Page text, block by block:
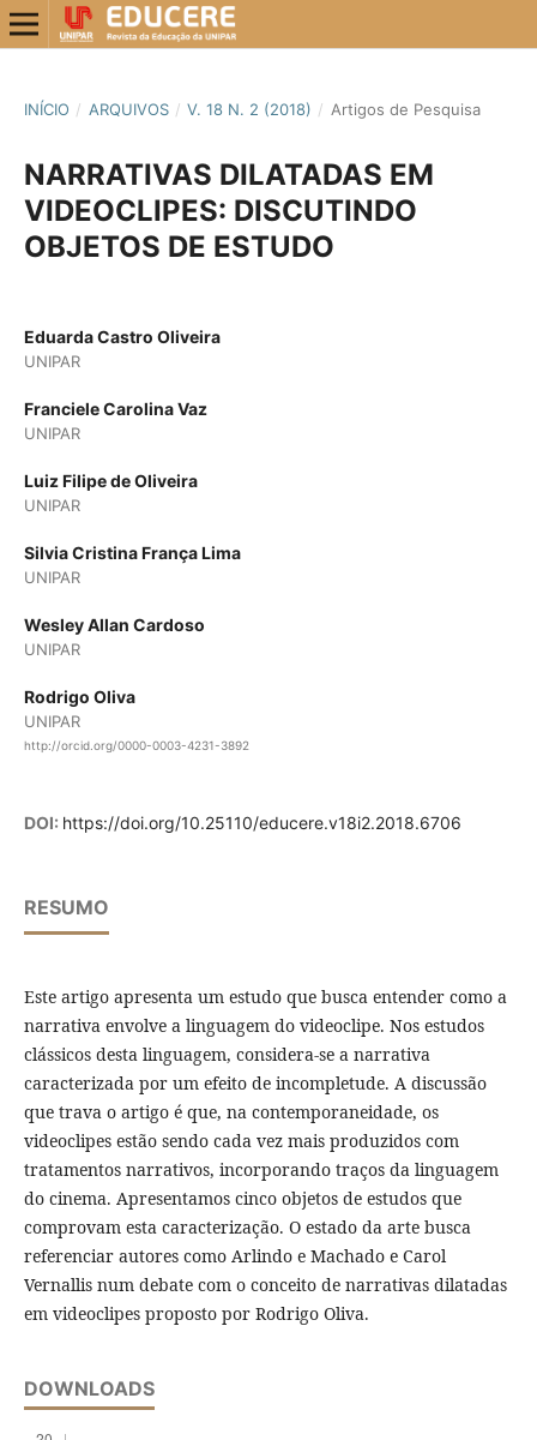
INÍCIO / ARQUIVOS / V. 18 N. 2 (2018) / Artigos de Pesquisa
NARRATIVAS DILATADAS EM
VIDEOCLIPES: DISCUTINDO
OBJETOS DE ESTUDO
Eduarda Castro Oliveira
UNIPAR
Franciele Carolina Vaz
UNIPAR
Luiz Filipe de Oliveira
UNIPAR
Silvia Cristina França Lima
UNIPAR
Wesley Allan Cardoso
UNIPAR
Rodrigo Oliva
UNIPAR
http://orcid.org/0000-0003-4231-3892
DOI: https://doi.org/10.25110/educere.v18i2.2018.6706
RESUMO
Este artigo apresenta um estudo que busca entender como a
narrativa envolve a linguagem do videoclipe. Nos estudos
clássicos desta linguagem, considera-se a narrativa
caracterizada por um efeito de incompletude. A discussão
que trava o artigo é que, na contemporaneidade, os
videoclipes estão sendo cada vez mais produzidos com
tratamentos narrativos, incorporando traços da linguagem
do cinema. Apresentamos cinco objetos de estudos que
comprovam esta caracterização. O estado da arte busca
referenciar autores como Arlindo e Machado e Carol
Vernallis num debate com o conceito de narrativas dilatadas
em videoclipes proposto por Rodrigo Oliva.
DOWNLOADS